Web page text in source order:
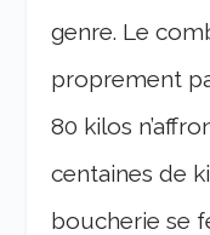
genre. Le
proprement
80 kilos
centaines de
boucherie se